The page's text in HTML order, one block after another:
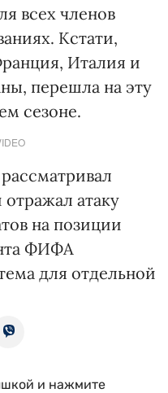
всех членов
Кстати,
Италия и
перешла на эту
сезоне.
атаку
на позиции
ФИФА
для отдельной
и нажмите